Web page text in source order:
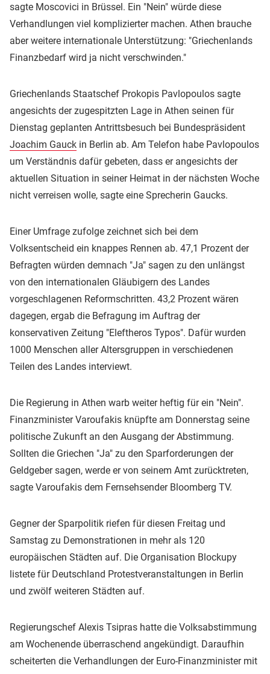
sagte Moscovici in Brüssel. Ein "Nein" würde diese
Verhandlungen viel komplizierter machen. Athen brauche
aber weitere internationale Unterstützung: "Griechenlands
Finanzbedarf wird ja nicht verschwinden."
Griechenlands Staatschef Prokopis Pavlopoulos sagte
angesichts der zugespitzten Lage in Athen seinen für
Dienstag geplanten Antrittsbesuch bei Bundespräsident
Joachim Gauck in Berlin ab. Am Telefon habe Pavlopoulos
um Verständnis dafür gebeten, dass er angesichts der
aktuellen Situation in seiner Heimat in der nächsten Woche
nicht verreisen wolle, sagte eine Sprecherin Gaucks.
Einer Umfrage zufolge zeichnet sich bei dem
Volksentscheid ein knappes Rennen ab. 47,1 Prozent der
Befragten würden demnach "Ja" sagen zu den unlängst
von den internationalen Gläubigern des Landes
vorgeschlagenen Reformschritten. 43,2 Prozent wären
dagegen, ergab die Befragung im Auftrag der
konservativen Zeitung "Eleftheros Typos". Dafür wurden
1000 Menschen aller Altersgruppen in verschiedenen
Teilen des Landes interviewt.
Die Regierung in Athen warb weiter heftig für ein "Nein".
Finanzminister Varoufakis knüpfte am Donnerstag seine
politische Zukunft an den Ausgang der Abstimmung.
Sollten die Griechen "Ja" zu den Sparforderungen der
Geldgeber sagen, werde er von seinem Amt zurücktreten,
sagte Varoufakis dem Fernsehsender Bloomberg TV.
Gegner der Sparpolitik riefen für diesen Freitag und
Samstag zu Demonstrationen in mehr als 120
europäischen Städten auf. Die Organisation Blockupy
listete für Deutschland Protestveranstaltungen in Berlin
und zwölf weiteren Städten auf.
Regierungschef Alexis Tsipras hatte die Volksabstimmung
am Wochenende überraschend angekündigt. Daraufhin
scheiterten die Verhandlungen der Euro-Finanzminister mit